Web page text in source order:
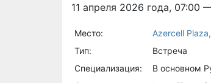
11 апреля 2026 года, 07:00
Место:
Azercell
Тип:
Встреча
Специализация:
В основном